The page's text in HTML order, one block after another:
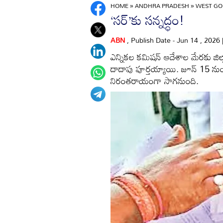
HOME»ANDHRA PRADESH»WEST
‘సర్‌’కు సన్నద్ధం!
ABN, Publish Date - Jun 14 ,
ఎన్నికల కమిషన్‌ ఆదేశాల మేరకు
దాదాపు పూర్తయ్యాయి. జూన్‌ 15
నిరంతరాయంగా సాగనుంది.